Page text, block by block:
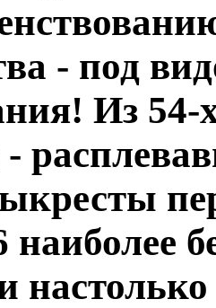
- под
Из 54-